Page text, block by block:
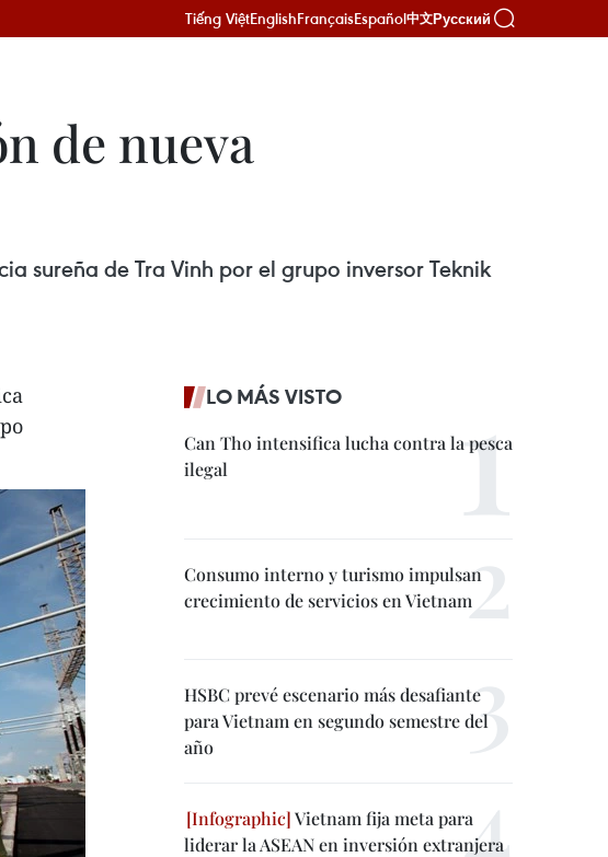
Tiếng ViệtEnglishFrançaisEspañol中文Русский
de nueva
sureña de Tra Vinh por el grupo inversor Teknik
LO MÁS VISTO
Can Tho intensifica lucha contra la pesca
ilegal
Consumo interno y turismo impulsan
crecimiento de servicios en Vietnam
HSBC prevé escenario más desafiante
para Vietnam en segundo semestre del
año
Vietnam fija meta para
liderar la ASEAN en inversión extranjera